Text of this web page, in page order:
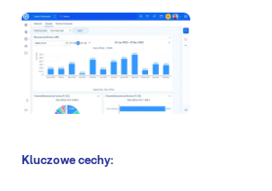
Kluczowe cechy: